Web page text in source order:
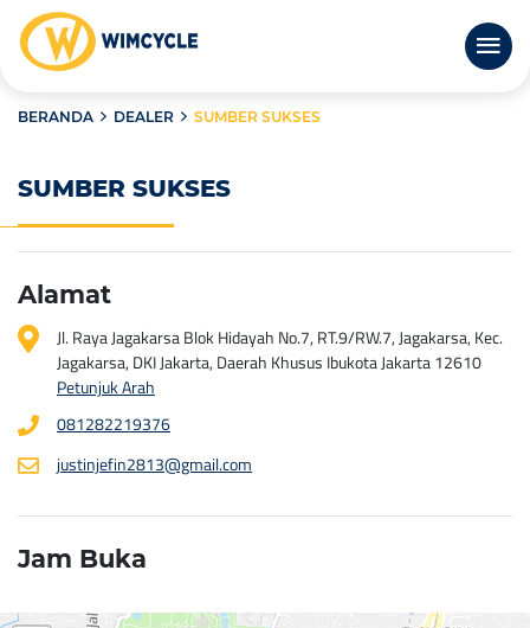
BERANDA DEALER SUMBER SUKSES
SUMBER SUKSES
Alamat
Jl. Raya Jagakarsa Blok Hidayah No.7, RT.9/RW.7, Jagakarsa, Kec.
Jagakarsa, DKI Jakarta, Daerah Khusus Ibukota Jakarta 12610
Petunjuk Arah
081282219376
justinjefin2813@gmail.com
Jam Buka